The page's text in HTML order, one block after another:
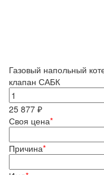
Газовый напольный
клапан САБК
25 877 ₽
Своя цена*
Причина*